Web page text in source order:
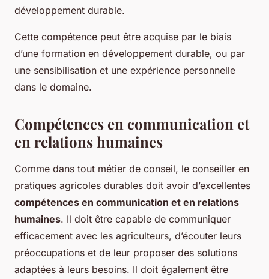
développement durable.
Cette compétence peut être acquise par le biais
d’une formation en développement durable, ou par
une sensibilisation et une expérience personnelle
dans le domaine.
Compétences en communication et
en relations humaines
Comme dans tout métier de conseil, le conseiller en
pratiques agricoles durables doit avoir d’excellentes
compétences en communication et en relations
humaines. Il doit être capable de communiquer
efficacement avec les agriculteurs, d’écouter leurs
préoccupations et de leur proposer des solutions
adaptées à leurs besoins. Il doit également être